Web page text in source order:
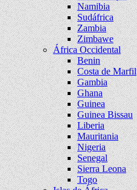
Namibia
Sudáfrica
Zambia
Zimbawe
África Occidental
Benin
Costa de Marfil
Gambia
Ghana
Guinea
Guinea Bissau
Liberia
Mauritania
Nigeria
Senegal
Sierra Leona
Togo